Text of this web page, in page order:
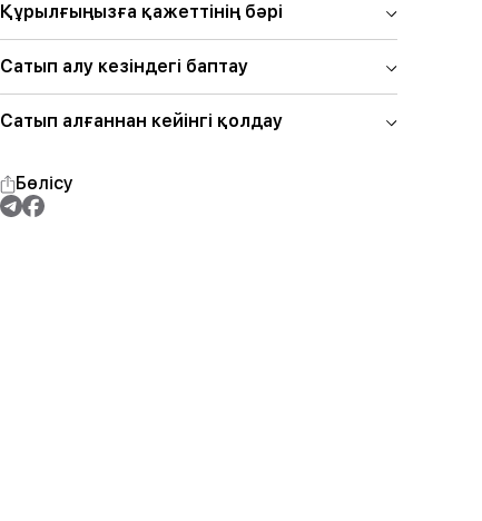
Құрылғыңызға қажеттінің бәрі
Сатып алу кезіндегі баптау
Сатып алғаннан кейінгі қолдау
Бөлісу